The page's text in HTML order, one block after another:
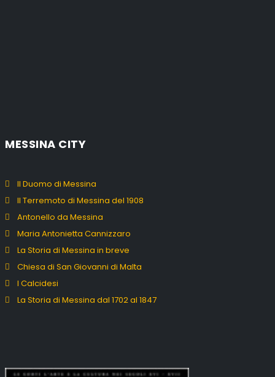
MESSINA CITY
Il Duomo di Messina
Il Terremoto di Messina del 1908
Antonello da Messina
Maria Antonietta Cannizzaro
La Storia di Messina in breve
Chiesa di San Giovanni di Malta
I Calcidesi
La Storia di Messina dal 1702 al 1847